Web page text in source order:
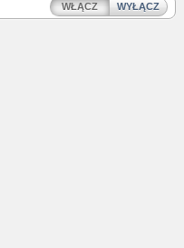
WŁĄCZ WYŁĄCZ